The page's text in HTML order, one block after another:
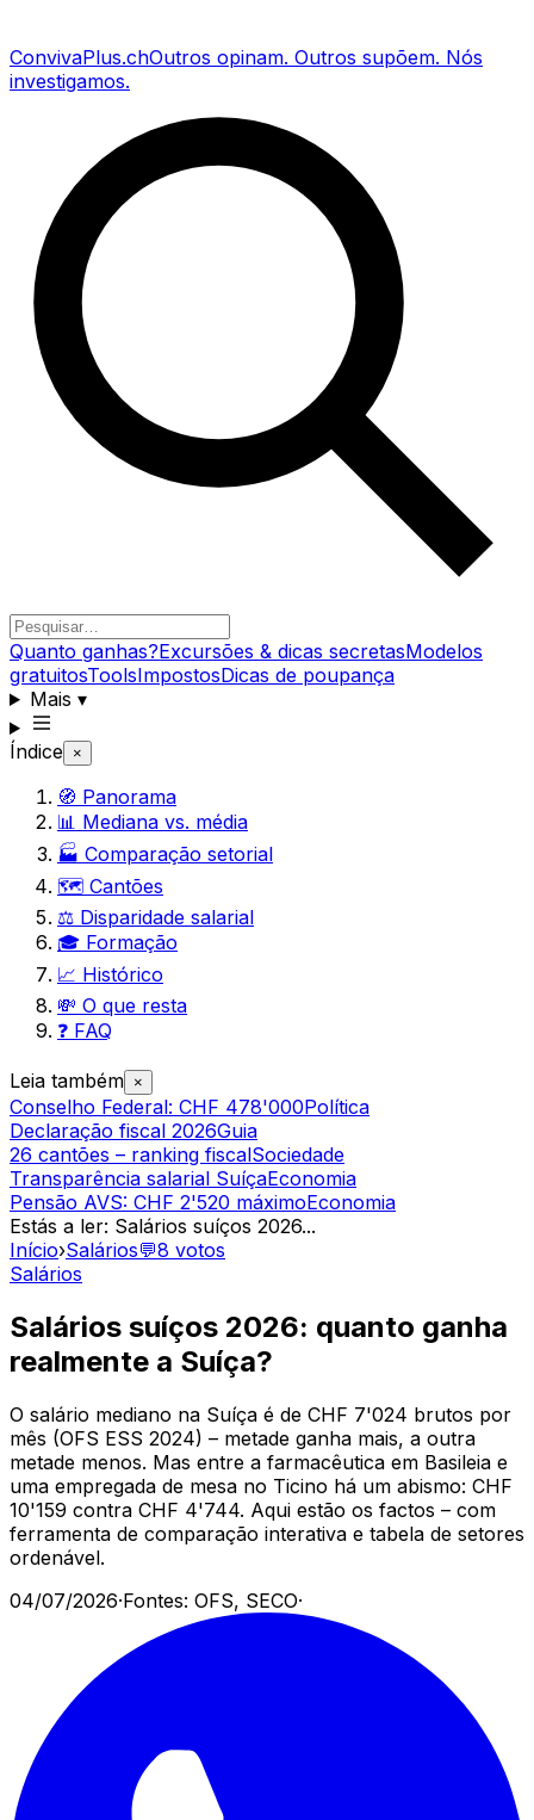
ConvivaPlus.chOutros opinam. Outros supõem. Nós
investigamos.
Quanto ganhas?Excursões & dicas secretasModelos
gratuitosToolsImpostosDicas de poupança
Mais ▾
Índice ×
🧭 Panorama
📊 Mediana vs. média
🏭 Comparação setorial
🗺️ Cantões
⚖️ Disparidade salarial
🎓 Formação
📈 Histórico
💸 O que resta
❓ FAQ
Leia também ×
Conselho Federal: CHF 478'000Política
Declaração fiscal 2026Guia
26 cantões – ranking fiscalSociedade
Transparência salarial SuíçaEconomia
Pensão AVS: CHF 2'520 máximoEconomia
Estás a ler: Salários suíços 2026...
Início›Salários💬8 votos
Salários
Salários suíços 2026: quanto ganha
realmente a Suíça?
O salário mediano na Suíça é de CHF 7'024 brutos por
mês (OFS ESS 2024) – metade ganha mais, a outra
metade menos. Mas entre a farmacêutica em Basileia e
uma empregada de mesa no Ticino há um abismo: CHF
10'159 contra CHF 4'744. Aqui estão os factos – com
ferramenta de comparação interativa e tabela de setores
ordenável.
04/07/2026·Fontes: OFS, SECO·